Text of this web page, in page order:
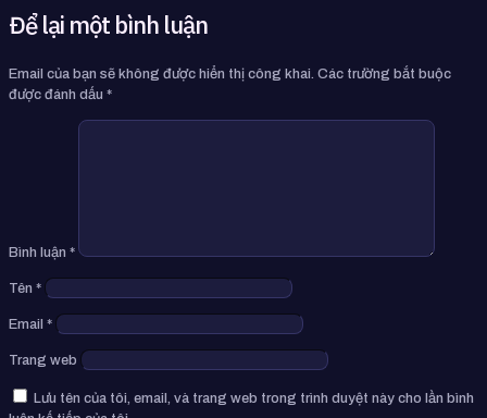
Để lại một bình luận
Email của bạn sẽ không được hiển thị công khai. Các trường bắt buộc
được đánh dấu *
Bình luận *
Tên *
Email *
Trang web
Lưu tên của tôi, email, và trang web trong trình duyệt này cho lần bình